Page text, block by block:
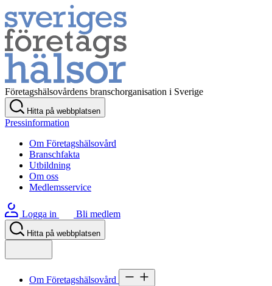
Företagshälsovårdens branschorganisation i Sverige
Hitta på webbplatsen
Pressinformation
Om Företagshälsovård
Branschfakta
Utbildning
Om oss
Medlemsservice
Logga in Bli medlem
Hitta på webbplatsen
Om Företagshälsovård